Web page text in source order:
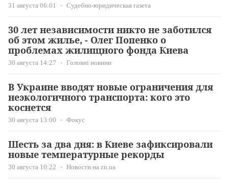
31 августа 06:01 Судебно-юридическая газета
30 лет независимости никто не заботился
об этом жилье, - Олег Попенко о
проблемах жилищного фонда Киева
30 августа 14:27 Головні новини
В Украине вводят новые ограничения для
неэкологичного транспорта: кого это
коснется
30 августа 13:00 Фокус
Шесть за два дня: в Киеве зафиксировали
новые температурные рекорды
30 августа 10:22 Новости на zn.ua